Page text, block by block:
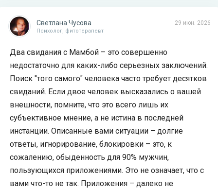
29 июн. 2026
Светлана Чусова
Психолог, фитотерапевт
Два свидания с Мамбой – это совершенно
недостаточно для каких-либо серьезных заключений.
Поиск "того самого" человека часто требует десятков
свиданий. Если двое человек высказались о вашей
внешности, помните, что это всего лишь их
субъективное мнение, а не истина в последней
инстанции. Описанные вами ситуации – долгие
ответы, игнорирование, блокировки – это, к
сожалению, обыденность для 90% мужчин,
пользующихся приложениями. Это не означает, что с
вами что-то не так. Приложения – далеко не